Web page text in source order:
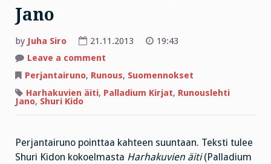
Jano
by Juha Siro 21.11.2013
19:43
Leave a comment
äiti
runon
Perjantairuno, Runous, Suomennokset
Harhakuvien äiti, Palladium Kirjat, Runouslehti
Jano, Shuri Kido
Perjantairuno pointtaa kahteen suuntaan. Teksti tulee
Shuri Kidon kokoelmasta Harhakuvien äiti(Palladium